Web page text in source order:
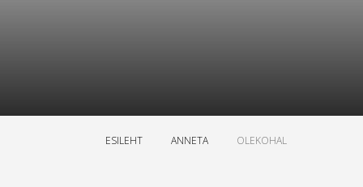
ESILEHT ANNETA OLEKOHAL